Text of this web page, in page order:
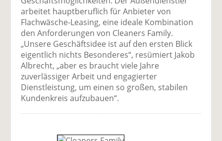
arbeitet hauptberuflich für Anbieter von
Flachwäsche-Leasing, eine ideale Kombination
den Anforderungen von Cleaners Family.
„Unsere Geschäftsidee ist auf den ersten Blick
eigentlich nichts Besonderes“, resümiert Jakob
Albrecht, „aber es braucht viele Jahre
zuverlässiger Arbeit und engagierter
Dienstleistung, um einen so großen, stabilen
Kundenkreis aufzubauen“.